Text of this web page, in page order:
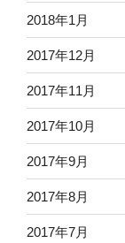
2018年1月
2017年12月
2017年11月
2017年10月
2017年9月
2017年8月
2017年7月